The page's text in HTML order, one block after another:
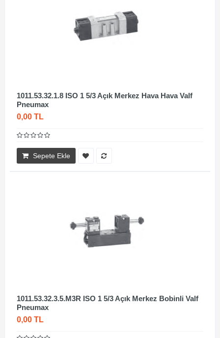
1011.53.32.1.8 ISO 1 5/3 Açık Merkez Hava Hava Valf
Pneumax
0,00 TL
Sepete Ekle
1011.53.32.3.5.M3R ISO 1 5/3 Açık Merkez Bobinli Valf
Pneumax
0,00 TL